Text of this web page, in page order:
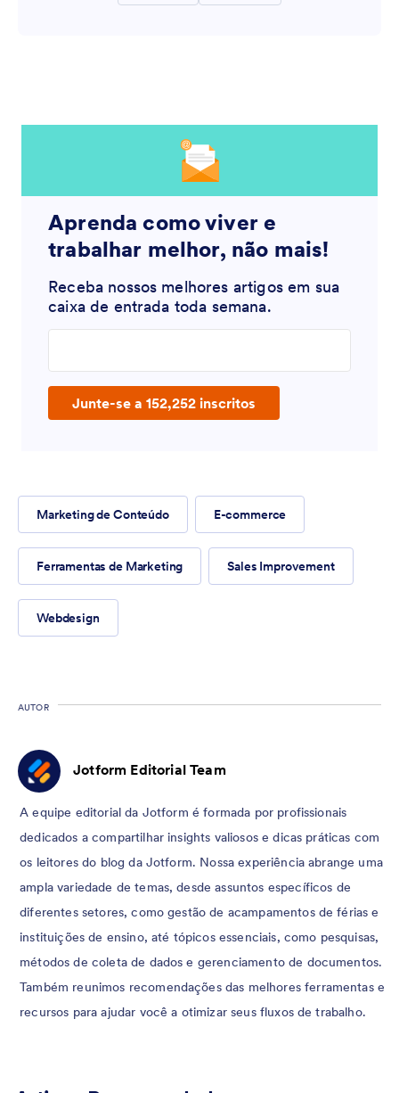
Aprenda como viver e
trabalhar melhor, não mais!
Receba nossos melhores artigos em sua
caixa de entrada toda semana.
Junte-se a 152,252 inscritos
Marketing de Conteúdo E-commerce
Ferramentas de Marketing Sales Improvement
Webdesign
AUTOR
Jotform Editorial Team
A equipe editorial da Jotform é formada por profissionais
dedicados a compartilhar insights valiosos e dicas práticas com
os leitores do blog da Jotform. Nossa experiência abrange uma
ampla variedade de temas, desde assuntos específicos de
diferentes setores, como gestão de acampamentos de férias e
instituições de ensino, até tópicos essenciais, como pesquisas,
métodos de coleta de dados e gerenciamento de documentos.
Também reunimos recomendações das melhores ferramentas e
recursos para ajudar você a otimizar seus fluxos de trabalho.